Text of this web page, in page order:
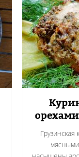
Грузинская